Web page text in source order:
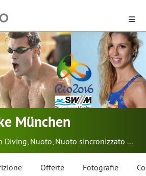
München
Diving, Nuoto, Nuoto sincronizzato ...
Offerte Fotografie